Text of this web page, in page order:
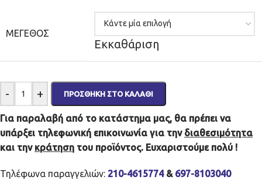
ΜΈΓΕΘΟΣ
Εκκαθάριση
- + ΠΡΟΣΘΉΚΗ ΣΤΟ ΚΑΛΆΘΙ
Για παραλαβή από το κατάστημα μας, θα πρέπει να
υπάρξει τηλεφωνική επικοινωνία για την διαθεσιμότητα
και την κράτηση του προϊόντος. Ευχαριστούμε πολύ !
Τηλέφωνα παραγγελιών: 210-4615774& 697-8103040